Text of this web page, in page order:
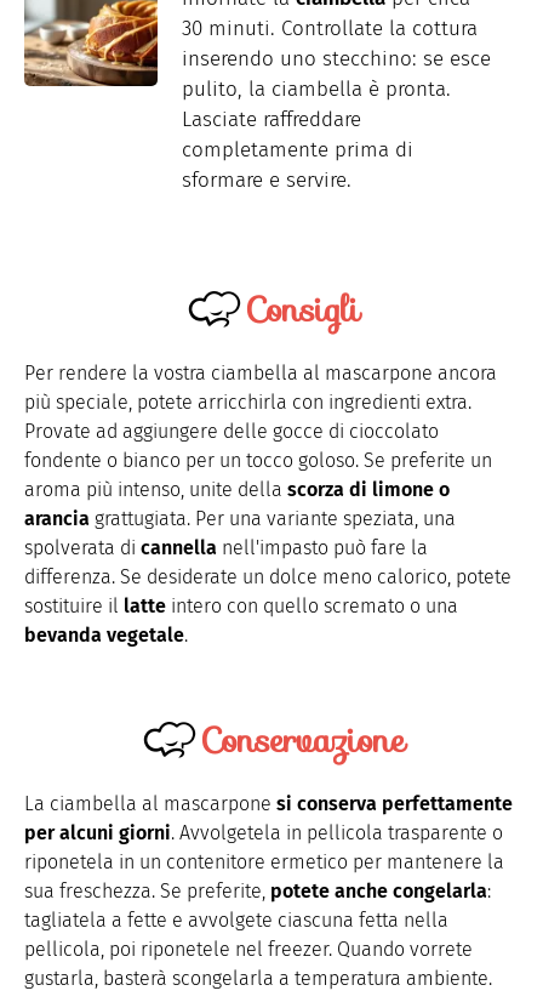
30 minuti. Controllate la cottura
inserendo uno stecchino: se esce
pulito, la ciambella è pronta.
Lasciate raffreddare
completamente prima di
sformare e servire.
Consigli
Per rendere la vostra ciambella al mascarpone ancora
più speciale, potete arricchirla con ingredienti extra.
Provate ad aggiungere delle gocce di cioccolato
fondente o bianco per un tocco goloso. Se preferite un
aroma più intenso, unite della scorza di limone o
arancia grattugiata. Per una variante speziata, una
spolverata di cannella nell'impasto può fare la
differenza. Se desiderate un dolce meno calorico, potete
sostituire il latte intero con quello scremato o una
bevanda vegetale.
Conservazione
La ciambella al mascarpone si conserva perfettamente
per alcuni giorni. Avvolgetela in pellicola trasparente o
riponetela in un contenitore ermetico per mantenere la
sua freschezza. Se preferite, potete anche congelarla:
tagliatela a fette e avvolgete ciascuna fetta nella
pellicola, poi riponetele nel freezer. Quando vorrete
gustarla, basterà scongelarla a temperatura ambiente.